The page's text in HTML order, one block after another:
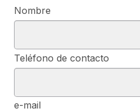
Nombre
Teléfono de contacto
e-mail